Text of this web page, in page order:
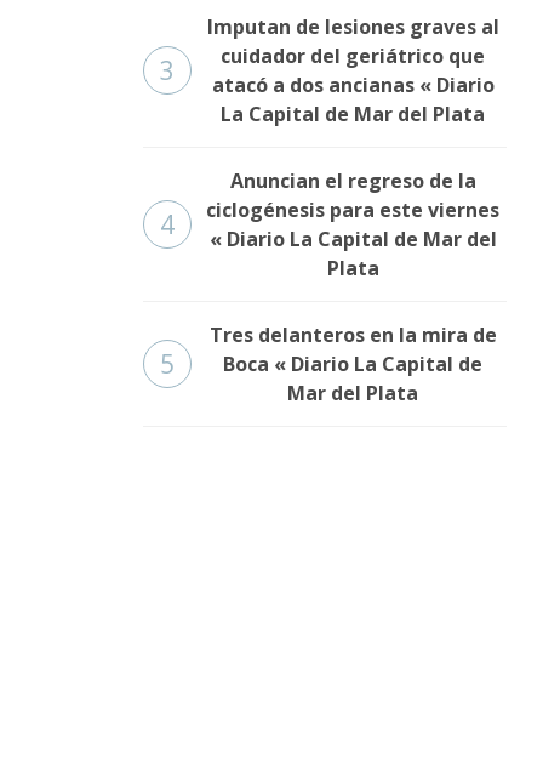
3
Imputan de lesiones graves al
cuidador del geriátrico que
atacó a dos ancianas « Diario
La Capital de Mar del Plata
4
Anuncian el regreso de la
ciclogénesis para este viernes
« Diario La Capital de Mar del
Plata
5
Tres delanteros en la mira de
Boca « Diario La Capital de
Mar del Plata